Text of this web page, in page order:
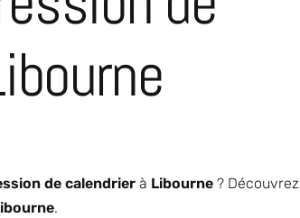
de calendrierà Libourne? Découvrez
.